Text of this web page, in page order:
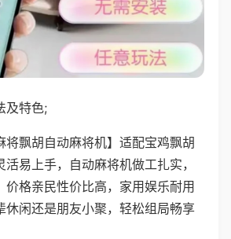
及特色;
将飘胡自动麻将机】适配宝鸡飘胡
易上手，自动麻将机做工扎实，
价格亲民性价比高，家用娱乐耐用
休闲还是朋友小聚，轻松组局畅享